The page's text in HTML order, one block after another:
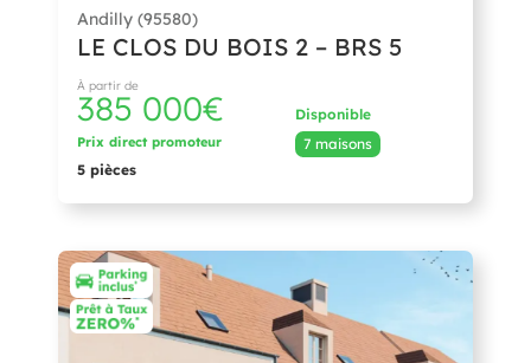
Andilly (95580)
LE CLOS DU BOIS 2 – BRS 5
À partir de
385 000€
Prix direct promoteur
5 pièces
Disponible
7 maisons